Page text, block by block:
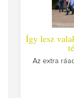
Így lesz
Az extra